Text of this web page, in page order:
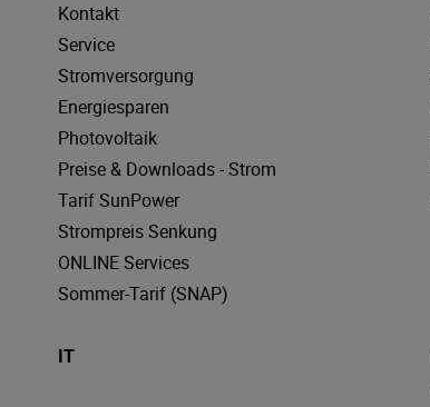
Kontakt
Service
Stromversorgung
Energiesparen
Photovoltaik
Preise & Downloads - Strom
Tarif SunPower
Strompreis Senkung
ONLINE Services
Sommer-Tarif (SNAP)
IT